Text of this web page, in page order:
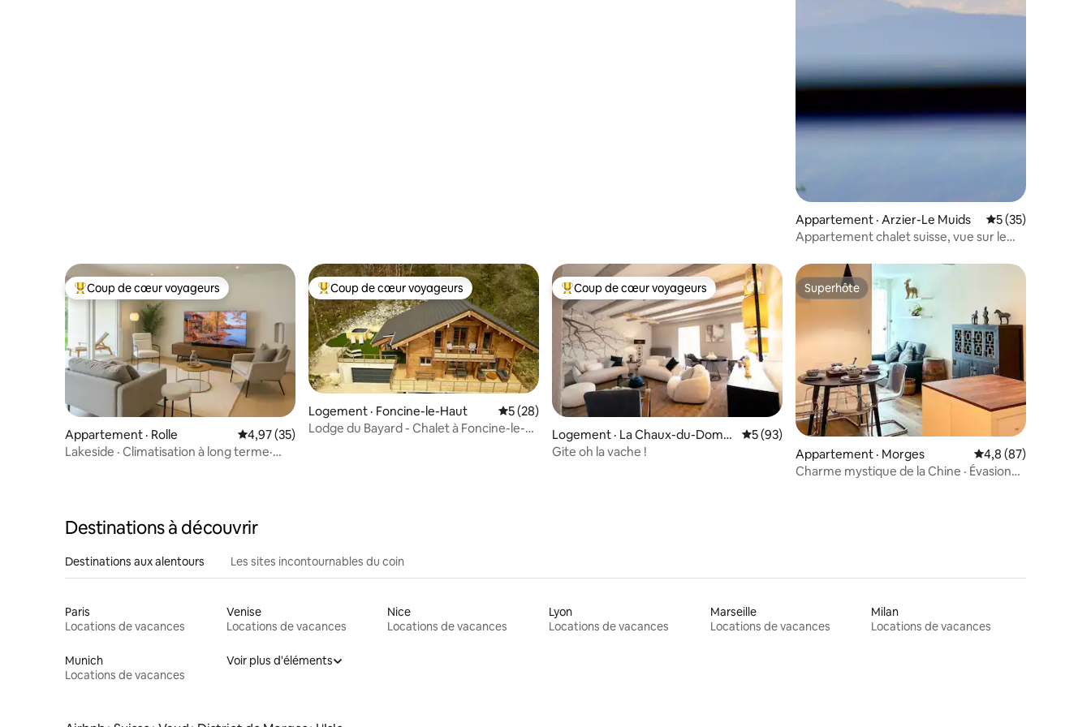
Appartement · Arzier-Le Muids Note moyenne de
5 (35)
Appartement chalet suisse, vue sur le
Coup de cœur voyageurs parmi les plus aimés
Coup de cœur voyageurs
Appartement · Rolle Note moyenne de 4,97 sur 5, 35 commentaires
4,97 (35)
Lakeside · Climatisation à long terme·
Coup de cœur voyageurs parmi les plus aimés
Coup de cœur voyageurs
Logement · Foncine-le-Haut Note moyenne de 5 sur 5, 28 commentaires
5 (28)
Lodge du Bayard - Chalet à Foncine-le-
Coup de cœur voyageurs parmi les plus aimés
Coup de cœur voyageurs
Logement · La Chaux-du-Dombi
ef
Note moyenne de 5 sur 5, 93 commentaires
5 (93)
Gite oh la vache !
Superhôte
Superhôte
Appartement · Morges Note moyenne de
4,8 (87)
Charme mystique de la Chine · Évasion
Destinations à découvrir
Destinations aux alentours Les sites incontournables du coin
Paris
Locations de vacances
Venise
Locations de vacances
Nice
Locations de vacances
Lyon
Locations de vacances
Marseille
Locations de vacances
Milan
Locations de vacances
Munich
Locations de vacances
Voir plus d'éléments